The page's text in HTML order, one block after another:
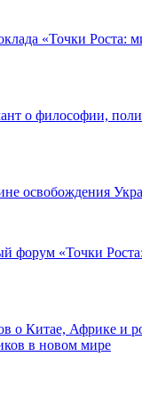
«Точки Роста:
о философии,
освобождения
форум «Точки
о Китае, Африке и
в новом мире